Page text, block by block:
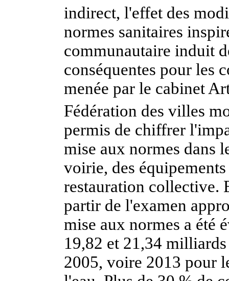
indirect, l'effet des
normes sanitaires
communautaire induit
conséquentes pour les
menée par le cabinet
Fédération des villes
permis de chiffrer
mise aux normes dans
voirie, des
restauration collective.
partir de l'examen
mise aux normes a été
19,82 et 21,34
2005, voire 2013 pour